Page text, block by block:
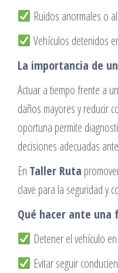
Ruidos anormales o
Vehículos detenidos
La importancia de
Actuar a tiempo frente a
daños mayores y reducir
oportuna permite
decisiones adecuadas
En Taller Ruta
clave para la seguridad y
Qué hacer ante una
Detener el vehículo
Evitar seguir